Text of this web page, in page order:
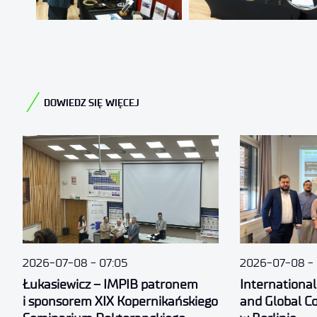
DOWIEDZ SIĘ WIĘCEJ
Łukasiewicz – IMPIB patronem
i sponsorem XIX Kopernikańskiego
2026-07-08 07:05
International
and Global
2026-07-08